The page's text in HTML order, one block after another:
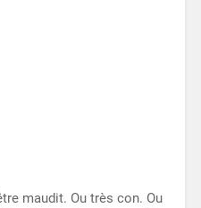
maudit. Ou très con. Ou